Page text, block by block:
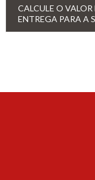
CALCULE O
ENTREGA PARA A